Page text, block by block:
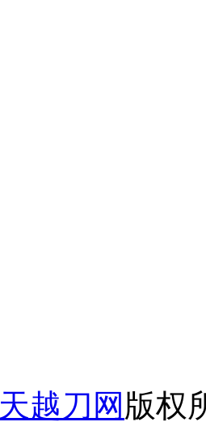
天越刀网 版权